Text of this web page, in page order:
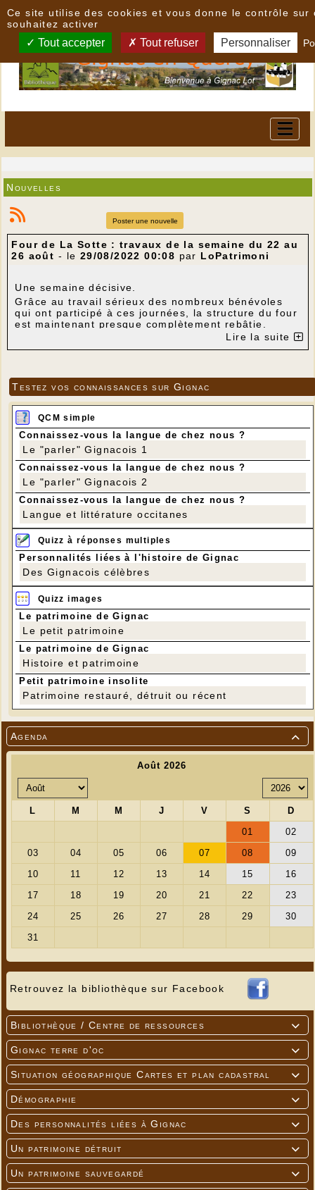

Agenda
Retrouvez la bibliothèque sur Facebook

Bibliothèque / Centre de ressources

Gignac terre d'oc

Situation géographique Cartes et plan cadastral

Démographie

Des personnalités liées à Gignac

Un patrimoine détruit

Un patrimoine sauvegardé
Nouvelles
Poster une nouvelle
Four de La Sotte : travaux de la semaine du 22 au
26 août - le 29/08/2022 00:08 par LoPatrimoni
Une semaine décisive.
Grâce au travail sérieux des nombreux bénévoles
qui ont participé à ces journées, la structure du four
est maintenant presque complètement rebâtie.
Le four le 25 août au soir
On peut mesurer l'avancement avec la photo
suivante prise le 19 avril.
Merci aux bénévoles :
Jeannette, Claudie, Louise-Marie, Michel, Didier,
Jacqueline, Francine, Guy, Maryse, Michel, Nino,
Lucien, Justin, Béatrice, Benoît.
Merci aux cuisinières qui ont préparé chaque jour
des plats pour le déjeuner pris en commun :
Jacqueline, Jeannette, Sylvette, Patricia, Annette,
Louise-Marie, Francine, Maryse, Béatrice.
Merci à Sébastien et Maëlie de Range Cailloux pour
leurs conseils et leur bienveillance.
Lire la suite
Testez vos connaissances sur Gignac
QCM simple
Connaissez-vous la langue de chez nous ?
Le "parler" Gignacois 1
Connaissez-vous la langue de chez nous ?
Le "parler" Gignacois 2
Connaissez-vous la langue de chez nous ?
Langue et littérature occitanes
Quizz à réponses multiples
Personnalités liées à l'histoire de Gignac
Des Gignacois célèbres
Quizz images
Le patrimoine de Gignac
Le petit patrimoine
Le patrimoine de Gignac
Histoire et patrimoine
Petit patrimoine insolite
Patrimoine restauré, détruit ou récent
Ce site utilise des cookies et vous donne le contrôle sur
souhaitez activer
Tout accepter Tout refuser Personnaliser